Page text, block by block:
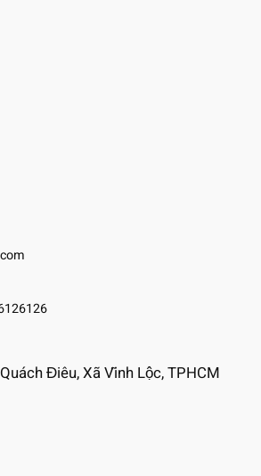
Điêu, Xã Vĩnh Lộc, TPHCM